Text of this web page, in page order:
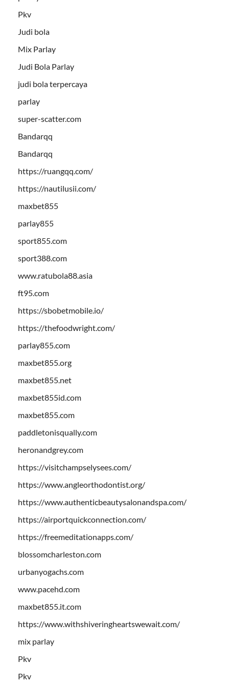
Pkv
Judi bola
Mix Parlay
Judi Bola Parlay
judi bola terpercaya
parlay
super-scatter.com
Bandarqq
Bandarqq
https://ruangqq.com/
https://nautilusii.com/
maxbet855
parlay855
sport855.com
sport388.com
www.ratubola88.asia
ft95.com
https://sbobetmobile.io/
https://thefoodwright.com/
parlay855.com
maxbet855.org
maxbet855.net
maxbet855id.com
maxbet855.com
paddletonisqually.com
heronandgrey.com
https://visitchampselysees.com/
https://www.angleorthodontist.org/
https://www.authenticbeautysalonandspa.com/
https://airportquickconnection.com/
https://freemeditationapps.com/
blossomcharleston.com
urbanyogachs.com
www.pacehd.com
maxbet855.it.com
https://www.withshiveringheartswewait.com/
mix parlay
Pkv
Pkv